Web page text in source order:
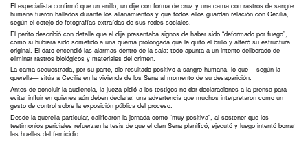
El especialista confirmó que un anillo, un dije con forma de cruz y una cama con rastros de sangre
humana fueron hallados durante los allanamientos y que todos ellos guardan relación con Cecilia,
según el cotejo de fotografías extraídas de sus redes sociales.
El perito describió con detalle que el dije presentaba signos de haber sido “deformado por fuego”,
como si hubiera sido sometido a una quema prolongada que le quitó el brillo y alteró su estructura
original. El dato encendió las alarmas dentro de la sala: todo apunta a un intento deliberado de
eliminar rastros biológicos y materiales del crimen.
La cama secuestrada, por su parte, dio resultado positivo a sangre humana, lo que —según la
querella— sitúa a Cecilia en la vivienda de los Sena al momento de su desaparición.
Antes de concluir la audiencia, la jueza pidió a los testigos no dar declaraciones a la prensa para
evitar influir en quienes aún deben declarar, una advertencia que muchos interpretaron como un
gesto de control sobre la exposición pública del proceso.
Desde la querella particular, calificaron la jornada como “muy positiva”, al sostener que los
testimonios periciales refuerzan la tesis de que el clan Sena planificó, ejecutó y luego intentó borrar
las huellas del femicidio.